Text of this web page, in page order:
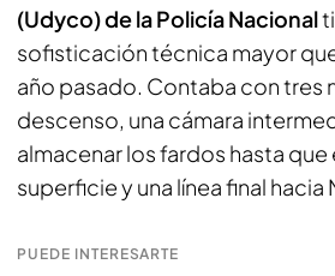
(Udyco) de la Policía Nacional
sofisticación técnica mayor
año pasado. Contaba con tres
descenso, una cámara
almacenar los fardos hasta que
superficie y una línea final hacia
PUEDE INTERESARTE